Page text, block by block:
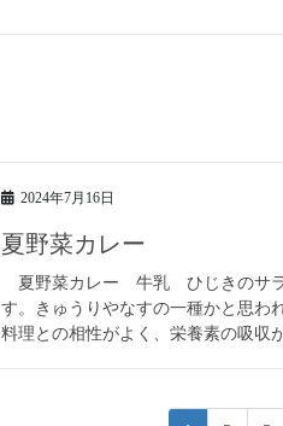
2024年7月16日
夏野菜カレー
夏野菜カレー 牛乳 ひじきのサ
す。きゅうりやなすの一種かと思わ
料理との相性がよく、栄養素の吸